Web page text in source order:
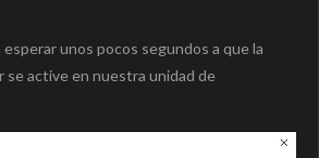
unos pocos segundos a que la
se active en nuestra unidad de